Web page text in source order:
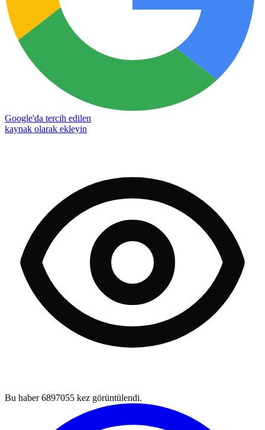
Google'da tercih edilen
kaynak olarak ekleyin
Bu haber6897055 kez görüntülendi.